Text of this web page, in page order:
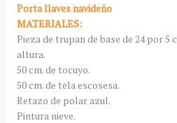
Porta llaves navideño
MATERIALES:
Pieza de trupan de base de 24 por 5
altura.
50 cm. de tocuyo.
50 cm. de tela escosesa.
Retazo de polar azul.
Pintura nieve.